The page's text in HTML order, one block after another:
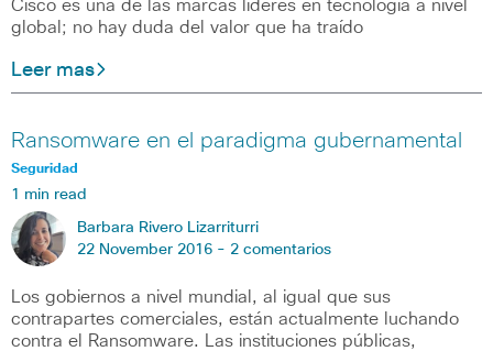
Cisco es una de las marcas líderes en tecnología a nivel
global; no hay duda del valor que ha traído
Leer mas
Ransomware en el paradigma gubernamental
Seguridad
1 min read
Barbara Rivero Lizarriturri
22 November 2016 - 2 comentarios
Los gobiernos a nivel mundial, al igual que sus
contrapartes comerciales, están actualmente luchando
contra el Ransomware. Las instituciones públicas,